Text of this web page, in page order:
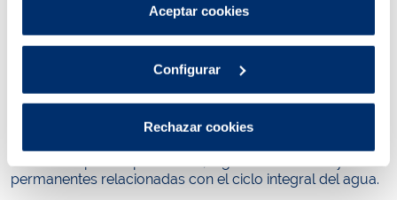
Puedes consultar más información en nuestra
Aceptar cookies
Configurar
Rechazar cookies
acceso de luz natural, y apostando por el uso de madera
sostenible, plantas y una fuente de agua del grifo.
clientes, adaptándose a sus necesidades, y creando
espacios en los que se pueda ofrecer una atención
cercana y con una mayor privacidad. Las zonas de
espera también han cambiado para hacerlas más
permanentes relacionadas con el ciclo integral del agua.